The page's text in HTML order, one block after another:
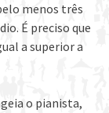
menos três
É preciso que
a superior a
o pianista,